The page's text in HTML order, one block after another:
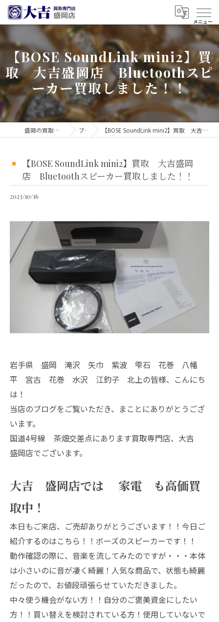
【BOSE SoundLink mini2】買
取 大吉盛岡店 Bluetoothスピ
ーカー買取しました！！
盛岡の買取なら買取大吉 盛岡店 ブログ 【BOSE SoundLink mini2】買取 大吉盛岡店 Bluetoothスピーカー買取しました！！
【BOSE SoundLink mini2】買取 大吉盛岡
店 Bluetoothスピーカー買取しました！！
2023/10/16
岩手県 盛岡 滝沢 矢巾 紫波 雫石 花巻 八幡
平 宮古 花巻 水沢 江釣子 北上の皆様、こんにち
は！
当店のブログをご覧いただき、まことにありがとうござ
います。
国道4号線 茶畑交差点にあります買取専門店、大吉
盛岡店でございます。
大吉 盛岡店では 家電 も高価買
取中！
本日もご来店、ご売却ありがとうございます！！今日ご
紹介するのはこちら！！ボーズのスピーカーです！！
動作確認の際に、音楽を流してみたのですが・・・本体
は小さいのに音が凄く綺麗！人気な商品で、状態も綺麗
だったので、お値段頑張らせていただきました。
中々使う機会がない方！！自分のご褒美資金にしたい
方！！買い替えを検討されている方！使用していないで